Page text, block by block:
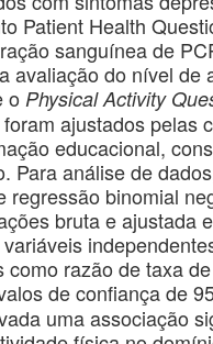
Patient Health
sanguínea de
avaliação do nível de
o Physical Activity
ajustados pelas
educacional,
Para análise de
regressão binomial
bruta e ajustada
como razão de taxa
de confiança de
uma associação